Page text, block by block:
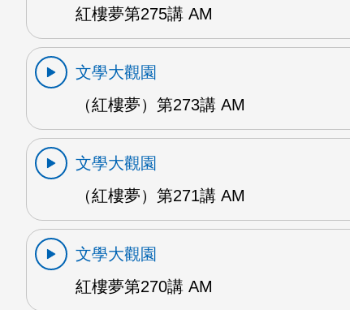
紅樓夢第275講 AM
文學大觀園
（紅樓夢）第273講 AM
文學大觀園
（紅樓夢）第271講 AM
文學大觀園
紅樓夢第270講 AM